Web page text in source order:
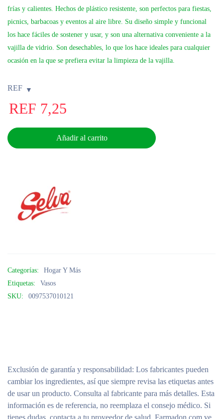
frías y calientes. Hechos de plástico resistente, son perfectos para fiestas,
picnics, barbacoas y eventos al aire libre. Su diseño simple y funcional
los hace fáciles de sostener y usar, y son una alternativa conveniente a la
vajilla de vidrio. Son desechables, lo que los hace ideales para cualquier
ocasión en la que se prefiera evitar la limpieza de la vajilla.
REF
REF 7,25
Añadir al carrito
Categorías:
Hogar Y Más
Etiquetas:
Vasos
SKU:
0097537010121
Exclusión de garantía y responsabilidad: Los fabricantes pueden
cambiar los ingredientes, así que siempre revisa las etiquetas antes
de usar un producto. Consulta al fabricante para más detalles. Esta
información es de referencia, no reemplaza el consejo médico. Si
tienes dudas, contacta a tu proveedor de salud. Farmadon.com.ve